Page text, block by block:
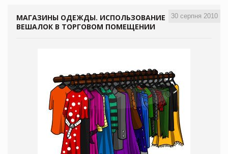
30 серпня 2010
МАГАЗИНЫ ОДЕЖДЫ. ИСПОЛЬЗОВАНИЕ
ВЕШАЛОК В ТОРГОВОМ ПОМЕЩЕНИИ